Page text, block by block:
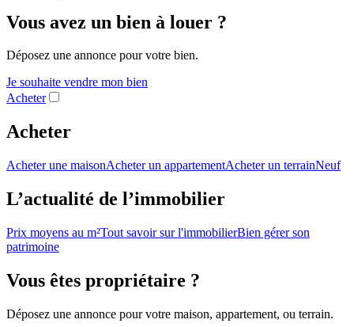
Vous avez un bien à louer ?
Déposez une annonce pour votre bien.
Je souhaite vendre mon bien
Acheter
Acheter
Acheter une maisonAcheter un appartementAcheter un terrainNeuf
L’actualité de l’immobilier
Prix moyens au m²Tout savoir sur l'immobilierBien gérer son
patrimoine
Vous êtes propriétaire ?
Déposez une annonce pour votre maison, appartement, ou terrain.